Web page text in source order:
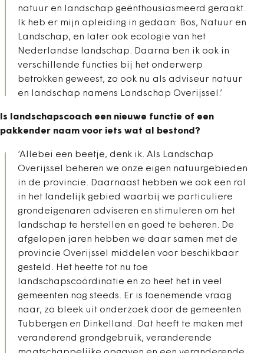
natuur en landschap geënthousiasmeerd geraakt.
Ik heb er mijn opleiding in gedaan: Bos, Natuur en
Landschap, en later ook ecologie van het
Nederlandse landschap. Daarna ben ik ook in
verschillende functies bij het onderwerp
betrokken geweest, zo ook nu als adviseur natuur
en landschap namens Landschap Overijssel.’
Is landschapscoach een nieuwe functie of een
pakkender naam voor iets wat al bestond?
‘Allebei een beetje, denk ik. Als Landschap
Overijssel beheren we onze eigen natuurgebieden
in de provincie. Daarnaast hebben we ook een rol
in het landelijk gebied waarbij we particuliere
grondeigenaren adviseren en stimuleren om het
landschap te herstellen en goed te beheren. De
afgelopen jaren hebben we daar samen met de
provincie Overijssel middelen voor beschikbaar
gesteld. Het heette tot nu toe
landschapscoördinatie en zo heet het in veel
gemeenten nog steeds. Er is toenemende vraag
naar, zo bleek uit onderzoek door de gemeenten
Tubbergen en Dinkelland. Dat heeft te maken met
veranderend grondgebruik, veranderende